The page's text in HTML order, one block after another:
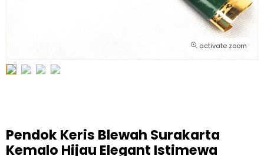
activate zoom
Pendok Keris Blewah Surakarta
Kemalo Hijau Elegant Istimewa